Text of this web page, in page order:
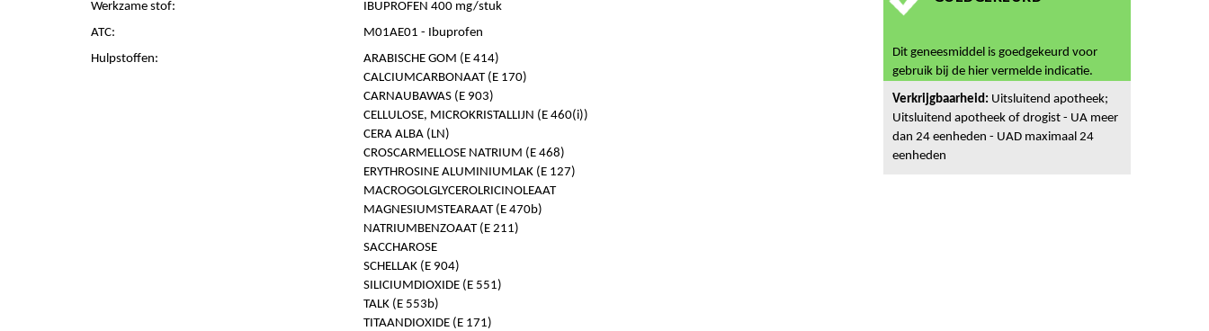
Werkzame stof:
IBUPROFEN 400 mg/stuk
ATC:
M01AE01 - Ibuprofen
Hulpstoffen:
ARABISCHE GOM (E 414)
CALCIUMCARBONAAT (E 170)
CARNAUBAWAS (E 903)
CELLULOSE, MICROKRISTALLIJN (E 460(i))
CERA ALBA (LN)
CROSCARMELLOSE NATRIUM (E 468)
ERYTHROSINE ALUMINIUMLAK (E 127)
MACROGOLGLYCEROLRICINOLEAAT
MAGNESIUMSTEARAAT (E 470b)
NATRIUMBENZOAAT (E 211)
SACCHAROSE
SCHELLAK (E 904)
SILICIUMDIOXIDE (E 551)
TALK (E 553b)
TITAANDIOXIDE (E 171)
Dit geneesmiddel is goedgekeurd voor
gebruik bij de hier vermelde indicatie.
Verkrijgbaarheid: Uitsluitend apotheek;
Uitsluitend apotheek of drogist - UA meer
dan 24 eenheden - UAD maximaal 24
eenheden